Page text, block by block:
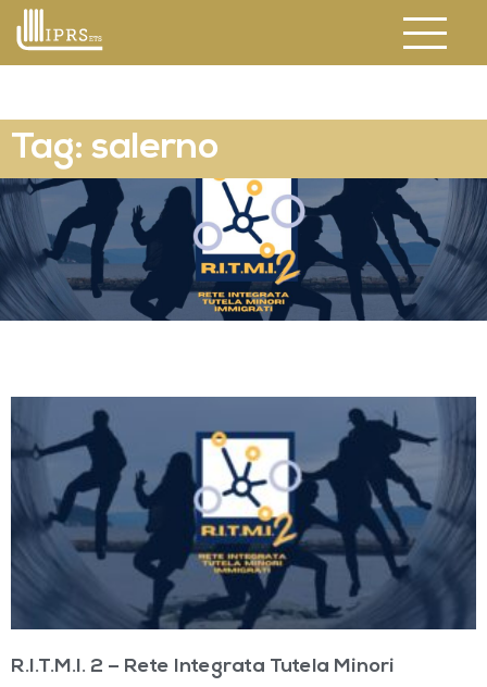
Tag: salerno
R.I.T.M.I. 2 – Rete Integrata Tutela Minori